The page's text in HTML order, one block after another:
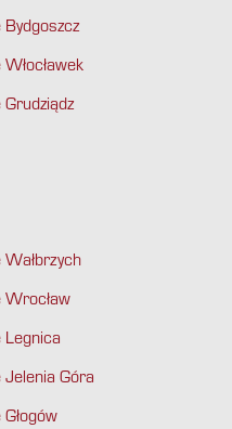
Góra